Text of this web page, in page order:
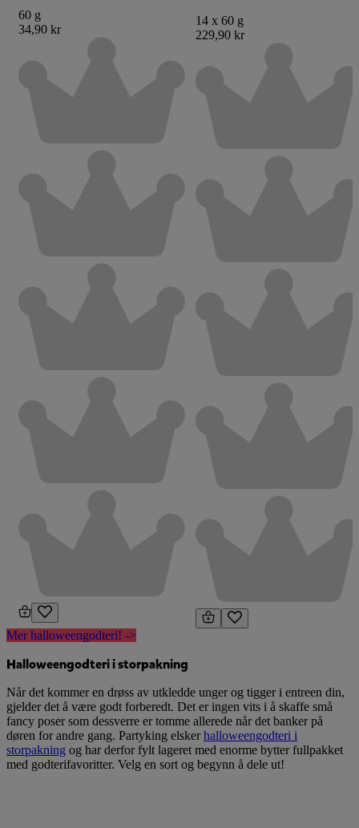
60 g
34,90 kr
14 x 60 g
229,90 kr
Mer halloweengodteri! ->
Halloweengodteri i storpakning
Når det kommer en drøss av utkledde unger og tigger i entreen din,
gjelder det å være godt forberedt. Det er ingen vits i å skaffe små
fancy poser som dessverre er tomme allerede når det banker på
døren for andre gang. Partyking elskerhalloweengodteri i
storpakning og har derfor fylt lageret med enorme bytter fullpakket
med godterifavoritter. Velg en sort og begynn å dele ut!